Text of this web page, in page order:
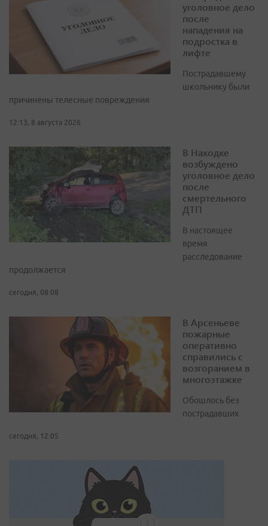
уголовное дело
после
нападения на
подростка в
лифте
Пострадавшему
школьнику были
причинены телесные повреждения
12:13, 8 августа 2026
В Находке
возбуждено
уголовное дело
после
смертельного
ДТП
В настоящее
время
расследование
продолжается
сегодня, 08:08
В Арсеньеве
пожарные
оперативно
справились с
возгоранием в
многоэтажке
Обошлось без
пострадавших
сегодня, 12:05